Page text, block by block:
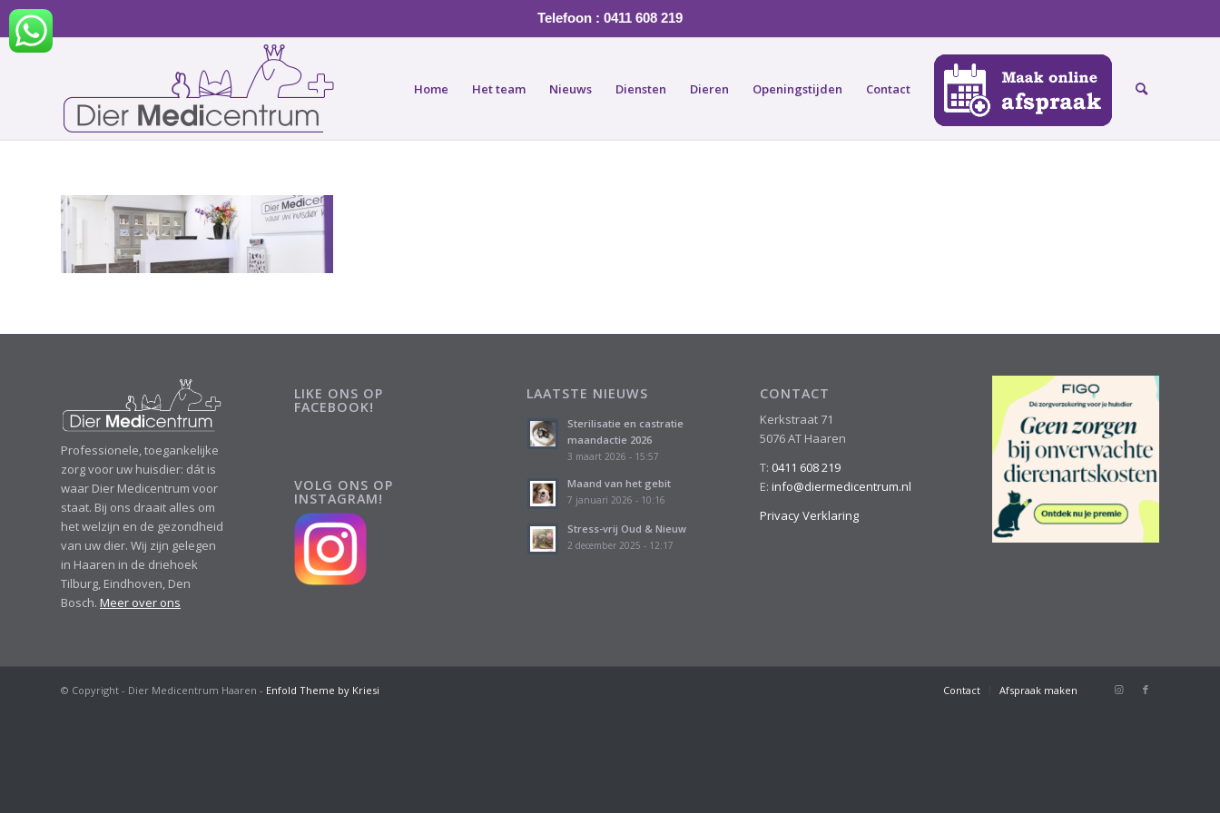
Telefoon : 0411 608 219
Home Het team Nieuws Diensten Dieren Openingstijden Contact
Professionele, toegankelijke
zorg voor uw huisdier: dát is
waar Dier Medicentrum voor
staat. Bij ons draait alles om
het welzijn en de gezondheid
van uw dier. Wij zijn gelegen
in Haaren in de driehoek
Tilburg, Eindhoven, Den
Bosch. Meer over ons
LIKE ONS OP
FACEBOOK!
VOLG ONS OP
INSTAGRAM!
LAATSTE NIEUWS
Sterilisatie en castratie
maandactie 2026
3 maart 2026 - 15:57
Maand van het gebit
7 januari 2026 - 10:16
Stress-vrij Oud & Nieuw
2 december 2025 - 12:17
CONTACT
Kerkstraat 71
5076 AT Haaren
T: 0411 608 219
E: info@diermedicentrum.nl
Privacy Verklaring
© Copyright - Dier Medicentrum Haaren - Enfold Theme by Kriesi Contact Afspraak maken